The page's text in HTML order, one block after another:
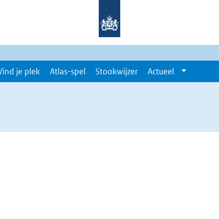
je plek Atlas-spel Stookwijzer Actueel